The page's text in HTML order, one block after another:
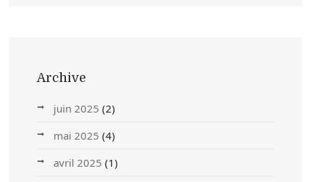
Archive
juin 2025 (2)
mai 2025 (4)
avril 2025 (1)